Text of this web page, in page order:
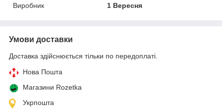
Виробник
1 Вересня
Умови доставки
Доставка здійснюється тільки по передоплаті.
Нова Пошта
Магазини Rozetka
Укрпошта